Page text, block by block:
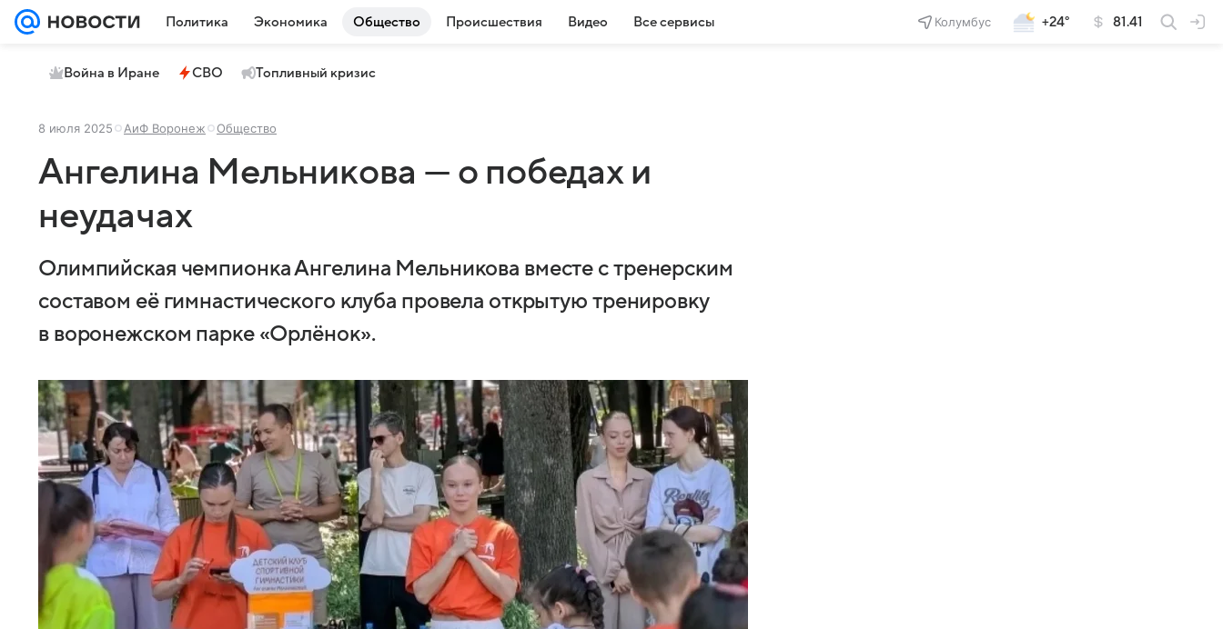
Политика Экономика Общество Происшествия Видео Все сервисы Колумбус +24° 81.41
Война в Иране СВО Топливный кризис
8 июля 2025 АиФ Воронеж Общество
Ангелина Мельникова — о победах и
неудачах
Олимпийская чемпионка Ангелина Мельникова вместе с тренерским
составом её гимнастического клуба провела открытую тренировку
в воронежском парке «Орлёнок».